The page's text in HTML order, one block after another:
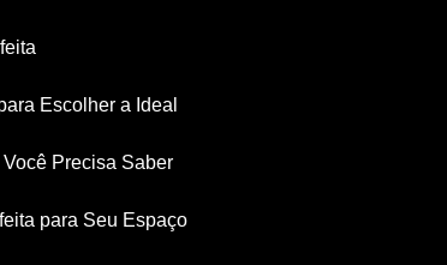
Escolher a Ideal
Você Precisa Saber
para Seu Espaço